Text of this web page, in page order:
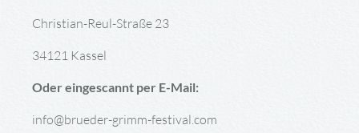
Christian-Reul-Straße 23
34121 Kassel
Oder eingescannt per E-Mail:
info@brueder-grimm-festival.com